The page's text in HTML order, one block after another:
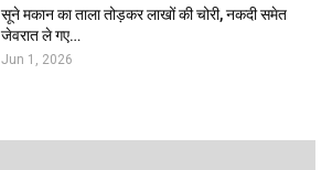
सूने मकान का ताला तोड़कर लाखों की चोरी, नकदी समेत
जेवरात ले गए…
Jun 1, 2026